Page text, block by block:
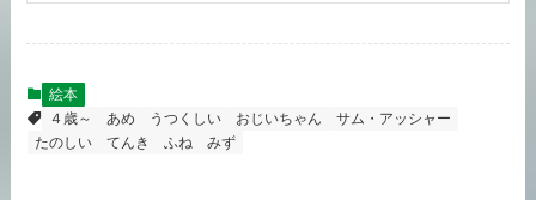
絵本
４歳～
あめ うつくしい おじいちゃん
サム・アッシャー
たのしい
てんき ふね みず